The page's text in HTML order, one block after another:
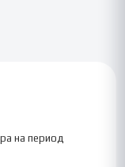
на период